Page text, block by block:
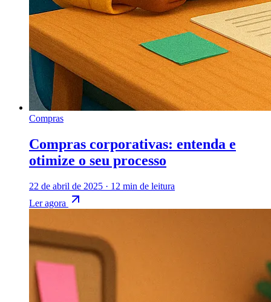
Compras
Compras corporativas: entenda e
otimize o seu processo
22 de abril de 2025 · 12 min de leitura
Ler agora